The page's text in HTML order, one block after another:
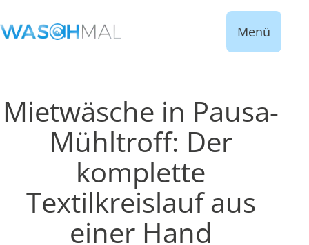
Menü
Mietwäsche in Pausa-
Mühltroff: Der
komplette
Textilkreislauf aus
einer Hand